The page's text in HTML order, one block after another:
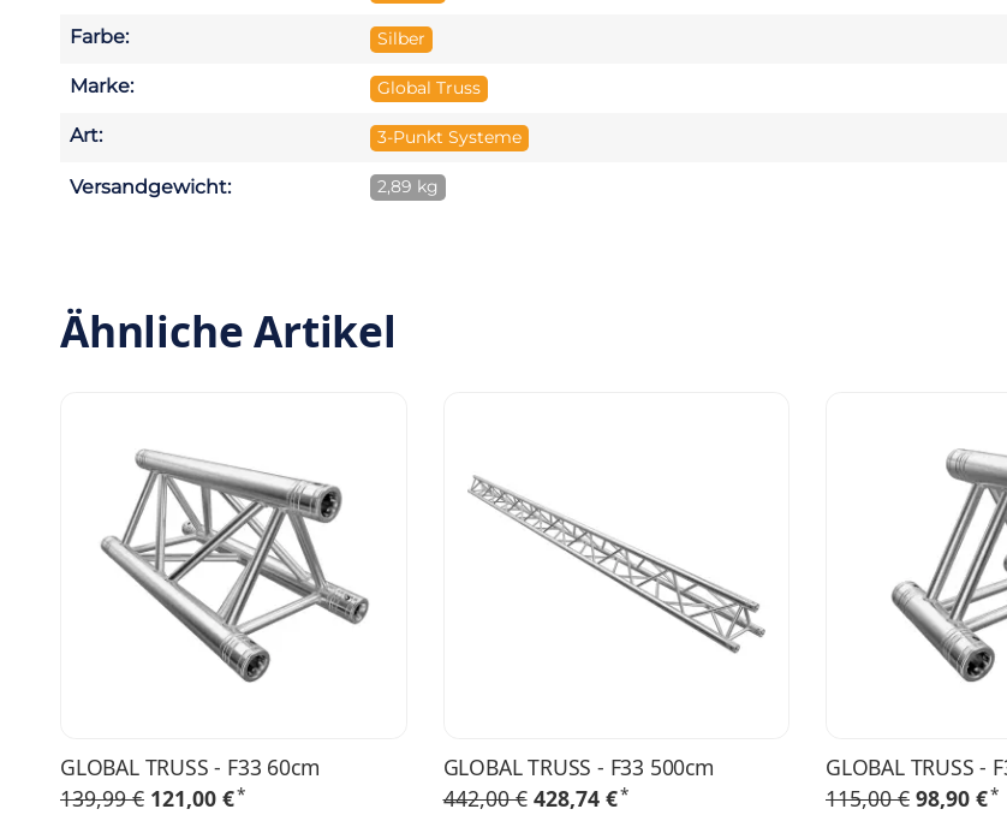
Farbe: Silber
Marke: Global Truss
Art: 3-Punkt Systeme
Versandgewicht: 2,89 kg
Ähnliche Artikel
GLOBAL TRUSS - F33 60cm
139,99 € 121,00 €*
GLOBAL TRUSS - F33 500cm
442,00 € 428,74 €*
GLOBAL TRUSS -
115,00 € 98,90 €*